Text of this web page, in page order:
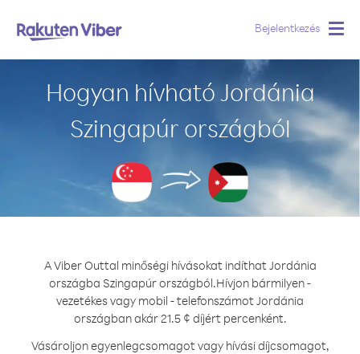
Bejelentkezés
Hogyan hívható Jordánia
Szingapúr országból
A Viber Outtal minőségi hívásokat indíthat Jordánia
országba Szingapúr országból.Hívjon bármilyen -
vezetékes vagy mobil - telefonszámot Jordánia
országban akár 21.5 ¢ díjért percenként.
Vásároljon egyenlegcsomagot vagy hívási díjcsomagot,